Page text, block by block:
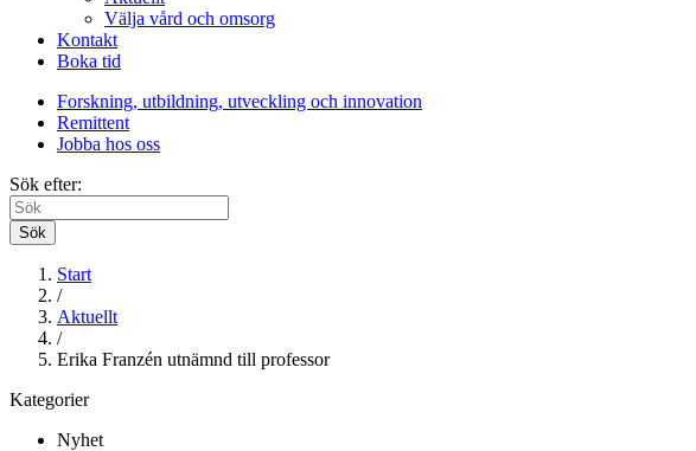
Välja vård och omsorg
Kontakt
Boka tid
Forskning, utbildning, utveckling och innovation
Remittent
Jobba hos oss
Sök efter:
Sök
Start
/
Aktuellt
/
Erika Franzén utnämnd till professor
Kategorier
Nyhet